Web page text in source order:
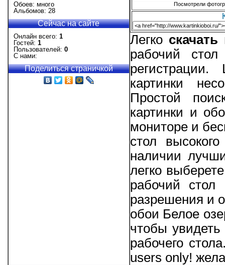
Обоев: много
Альбомов: 28
Сейчас на сайте
Онлайн всего: 1
Гостей: 1
Пользователей: 0
С нами:
Поделиться страничкой
Посмотрели
Легко
рабочий
картинки
Простой
картинки и
мониторе и
стол
наличии
легко
рабочий стол
разрешения и
обои Белое
чтобы
рабочего
users only!